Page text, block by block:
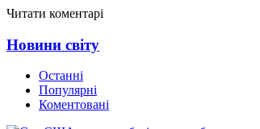
Читати коментарі
Новини світу
Останні
Популярні
Коментовані